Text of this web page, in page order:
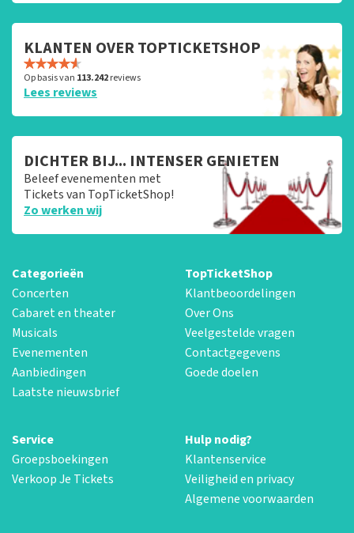
KLANTEN OVER TOPTICKETSHOP
Op basis van 113.242reviews
Lees reviews
DICHTER BIJ... INTENSER GENIETEN
Beleef evenementen met
Tickets van TopTicketShop!
Zo werken wij
Categorieën
Concerten
Cabaret en theater
Musicals
Evenementen
Aanbiedingen
Laatste nieuwsbrief
TopTicketShop
Klantbeoordelingen
Over Ons
Veelgestelde vragen
Contactgegevens
Goede doelen
Service
Groepsboekingen
Verkoop Je Tickets
Hulp nodig?
Klantenservice
Veiligheid en privacy
Algemene voorwaarden